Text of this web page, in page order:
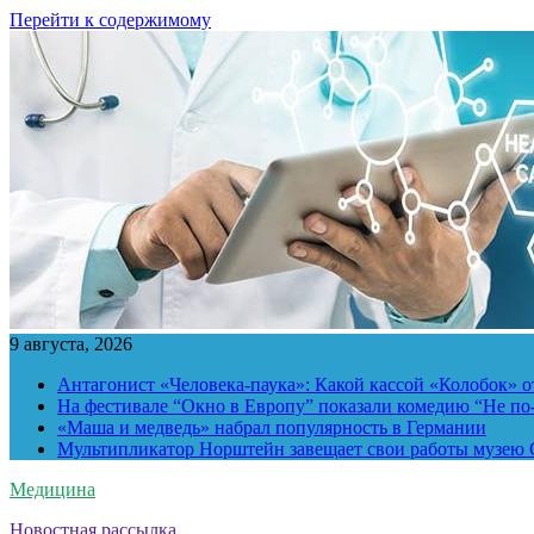
Перейти к содержимому
9 августа, 2026
Антагонист «Человека-паука»: Какой кассой «Колобок»
На фестивале “Окно в Европу” показали комедию “Не
«Маша и медведь» набрал популярность в Германии
Мультипликатор Норштейн завещает свои работы
Медицина
Новостная рассылка